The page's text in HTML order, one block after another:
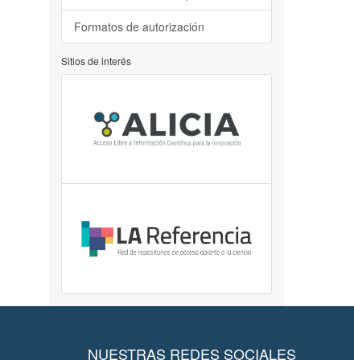
Formatos de autorización
Sitios de interés
NUESTRAS REDES SOCIALES